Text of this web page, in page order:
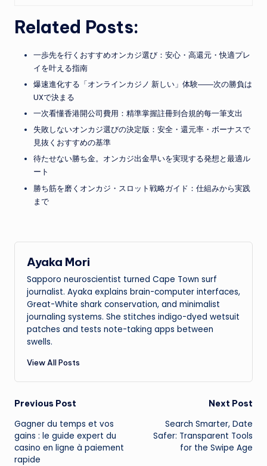
Related Posts:
一歩先を行くおすすめオンカジ選び：安心・高還元・快適プレ
イを叶える指南
爆速進化する「オンラインカジノ 新しい」体験――次の勝負は
UXで決まる
一次看懂香港開公司費用：精準掌握註冊到合規的每一筆支出
失敗しないオンカジ選びの決定版：安全・還元率・ボーナスで
見抜くおすすめの基準
待たせない勝ち金。オンカジ出金早いを実現する発想と最適ル
ート
勝ち筋を磨くオンカジ・スロット戦略ガイド：仕組みから実践
まで
Ayaka Mori
Sapporo neuroscientist turned Cape Town surf
journalist. Ayaka explains brain-computer interfaces,
Great-White shark conservation, and minimalist
journaling systems. She stitches indigo-dyed wetsuit
patches and tests note-taking apps between
swells.
View All Posts
Post
navigation
Previous Post
Gagner du temps et vos
gains : le guide expert du
casino en ligne à paiement
rapide
Next Post
Search Smarter, Date
Safer: Transparent Tools
for the Swipe Age